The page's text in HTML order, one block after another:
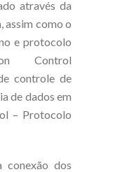
através da
assim como o
e protocolo
Control
controle de
de dados em
– Protocolo
conexão dos